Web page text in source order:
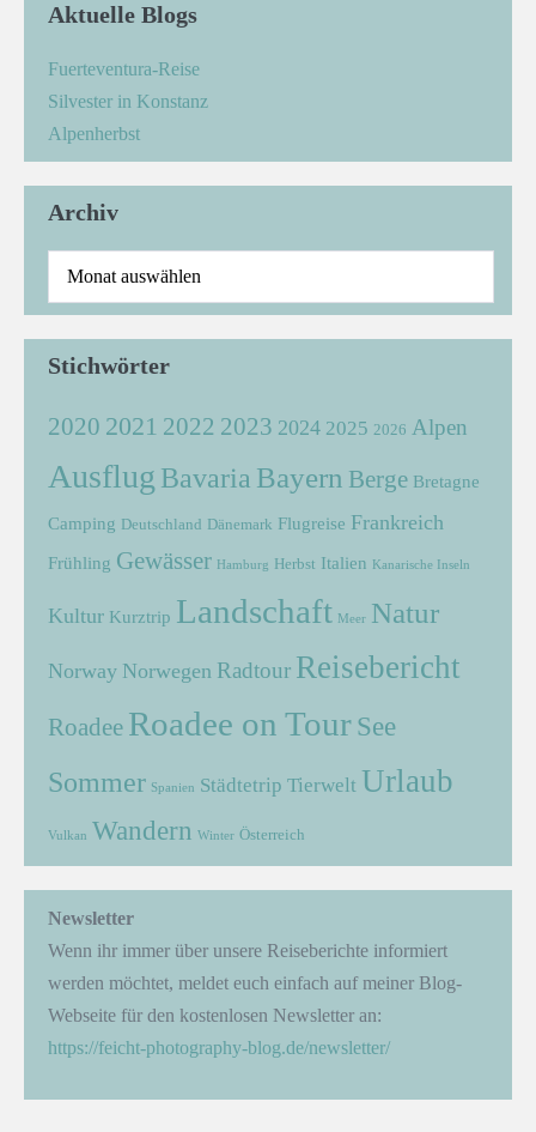
Aktuelle Blogs
Fuerteventura-Reise
Silvester in Konstanz
Alpenherbst
Archiv
Stichwörter
2020 2021 2022 2023 2024 2025 2026 Alpen
Ausflug Bavaria Bayern Berge Bretagne
Camping Deutschland Dänemark Flugreise Frankreich
Frühling Gewässer Hamburg Herbst Italien Kanarische Inseln
Kultur Kurztrip Landschaft Meer Natur
Norway Norwegen Radtour Reisebericht
Roadee Roadee on Tour See
Sommer Spanien Städtetrip Tierwelt Urlaub
Vulkan Wandern Winter Österreich
Newsletter
Wenn ihr immer über unsere Reiseberichte informiert
werden möchtet, meldet euch einfach auf meiner Blog-
Webseite für den kostenlosen Newsletter an:
https://feicht-photography-blog.de/newsletter/